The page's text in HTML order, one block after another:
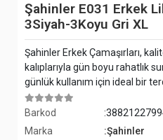
Şahinler E031 Erkek
3Siyah-3Koyu Gri XL
Şahinler Erkek Çamaşırları,
kalıplarıyla gün boyu rahatlık
günlük kullanım için ideal bir
Barkod
Marka
:Şahinler